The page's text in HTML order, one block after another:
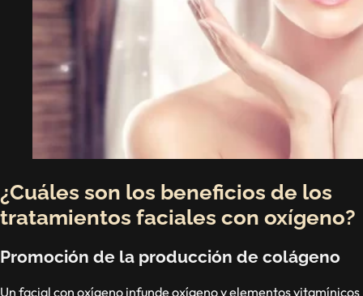
¿Cuáles son los beneficios de los
tratamientos faciales con oxígeno?
Promoción de la producción de colágeno
Un facial con oxígeno infunde oxígeno y elementos